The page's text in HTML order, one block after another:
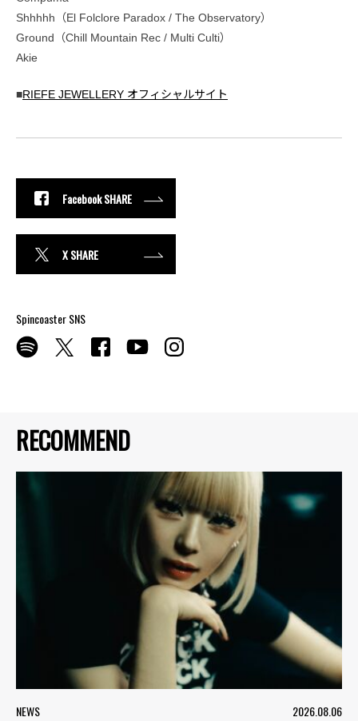
RECOMMEND
NEWS 2026.08.06
Shhhhh（El Folclore Paradox / The Observatory）
Ground（Chill Mountain Rec / Multi Culti）
Akie
■RIEFE JEWELLERY オフィシャルサイト
Facebook SHARE
X SHARE
Spincoaster SNS